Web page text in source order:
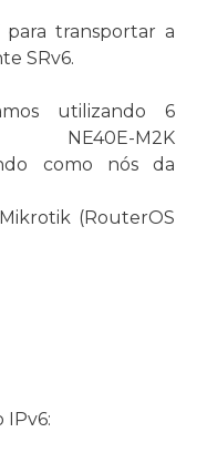
para transportar a
SRv6.
utilizando 6
M2K
como nós da
(RouterOS
IPv6: